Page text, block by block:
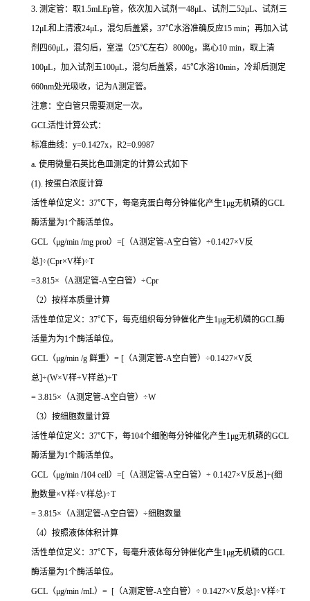
3. 测定管：取1.5mLEp管，依次加入试剂一48μL、试剂二52μL、试剂三
12μL和上清液24μL，混匀后盖紧，37℃水浴准确反应15 min；再加入试
剂四60μL，混匀后，室温（25℃左右）8000g，离心10 min，取上清
100μL，加入试剂五100μL，混匀后盖紧，45℃水浴10min，冷却后测定
660nm处光吸收，记为A测定管。
注意：空白管只需要测定一次。
GCL活性计算公式：
标准曲线：y=0.1427x，R2=0.9987
a. 使用微量石英比色皿测定的计算公式如下
(1). 按蛋白浓度计算
活性单位定义：37℃下，每毫克蛋白每分钟催化产生1μg无机磷的GCL
酶活量为1个酶活单位。
GCL（μg/min /mg prot）=[（A测定管-A空白管）÷0.1427×V反
总]÷(Cpr×V样)÷T
=3.815×（A测定管-A空白管）÷Cpr
（2）按样本质量计算
活性单位定义：37℃下，每克组织每分钟催化产生1μg无机磷的GCL酶
活量为为1个酶活单位。
GCL（μg/min /g 鲜重）= [（A测定管-A空白管）÷0.1427×V反
总]÷(W×V样÷V样总)÷T
= 3.815×（A测定管-A空白管）÷W
（3）按细胞数量计算
活性单位定义：37℃下，每104个细胞每分钟催化产生1μg无机磷的GCL
酶活量为1个酶活单位。
GCL（μg/min /104 cell）=[（A测定管-A空白管）÷ 0.1427×V反总]÷(细
胞数量×V样÷V样总)÷T
= 3.815×（A测定管-A空白管）÷细胞数量
（4）按照液体体积计算
活性单位定义：37℃下，每毫升液体每分钟催化产生1μg无机磷的GCL
酶活量为1个酶活单位。
GCL（μg/min /mL）= [（A测定管-A空白管）÷ 0.1427×V反总]÷V样÷T